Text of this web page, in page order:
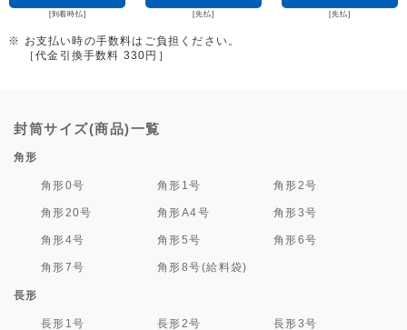
[到着時払] [先払] [先払]
※ お支払い時の手数料はご負担ください。
［代金引換手数料 330円］
封筒サイズ(商品)一覧
角形
角形0号 角形1号 角形2号
角形20号 角形A4号 角形3号
角形4号 角形5号 角形6号
角形7号 角形8号(給料袋)
長形
長形1号 長形2号 長形3号